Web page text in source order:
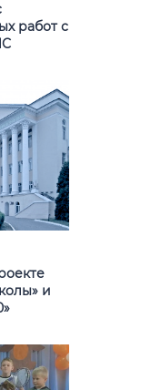
работ с
и